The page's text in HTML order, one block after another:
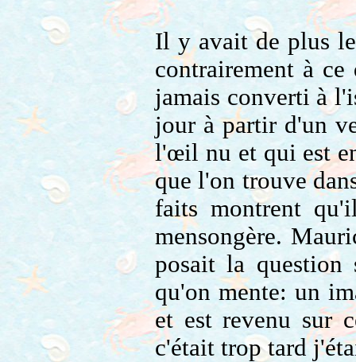
Il y avait de plus
contrairement à
jamais converti à
jour à partir d'un
l'œil nu et qui est
que l'on trouve
faits montrent
mensongère.
posait la
qu'on mente: un
et est revenu sur
c'était trop tard